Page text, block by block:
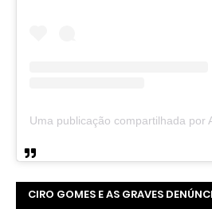
CIRO GOMES E AS GRAVES